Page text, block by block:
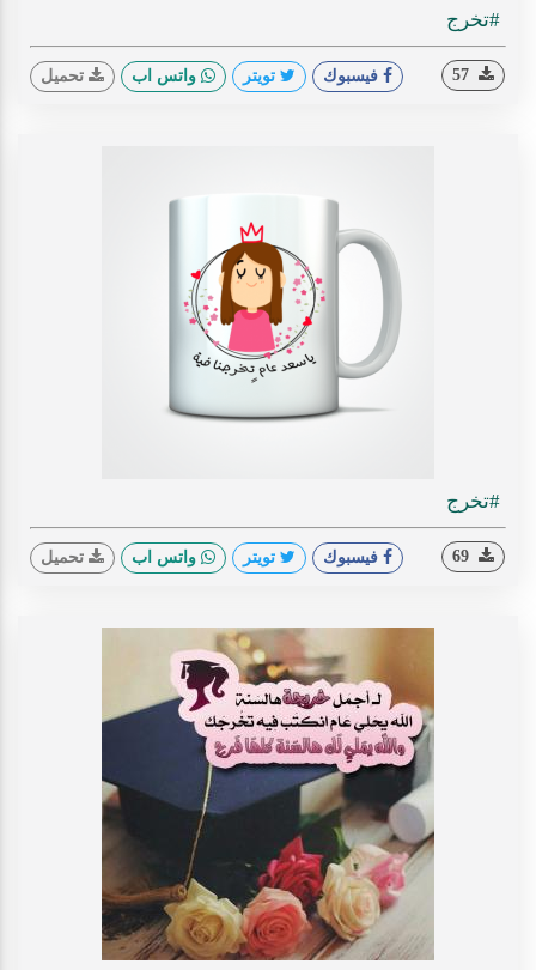
#تخرج
فيسبوك تويتر واتس اب تحميل
#تخرج
فيسبوك تويتر واتس اب تحميل